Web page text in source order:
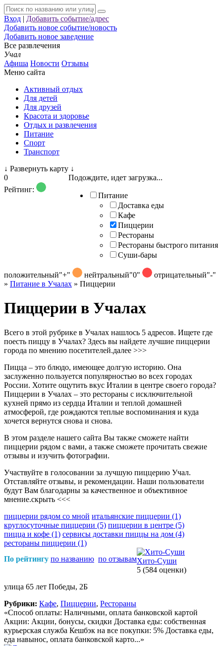
Вход | Добавить событие/адрес
Добавить новое событие/новость
Добавить новое заведение
Все развлечения
Учал
Афиша Новости Отзывы
Меню сайта
Активный отдых
Для детей
Для друзей
Красота и здоровье
Отдых и развлечения
Питание
Спорт
Транспорт
↓ Развернуть карту ↓
Подождите, идет загрузка...
Питание
Доставка еды
Кафе
Пиццерии
Рестораны
Рестораны быстрого питания
Суши-бары
0
Рейтинг:
положительный"+" нейтральный"0" отрицательный"-"
» Питание в Учалах » Пиццерии
Пиццерии в Учалах
Всего в этой рубрике в Учалах нашлось 5 адресов. Ищете где
поесть пиццу в Учалах? Здесь вы найдете лучшие пиццерии
города по мнению посетителей.далее >>>
Пицца – это блюдо, имеющее долгую историю. Она
заслуженно пользуется популярностью во всех городах
России. Хотите ощутить вкус Италии в центре своего города?
Пиццерии в Учалах – это рестораны с исключительной
кухней прямо из сердца Италии и теплой домашней
атмосферой, где рождаются теплые воспоминания и куда
хочется вернутся снова и снова.
В этом разделе нашего сайта Вы также сможете найти
пиццерии рядом с вами, а также сможете прочитать свежие
отзывы и изучить фотографии.
Участвуйте в голосовании за лучшую пиццерию Учал.
Отставляйте отзывы, и рекомендации. Наши пользователи
будут Вам благодарны за качественное и объективное
мнение.скрыть <<<
пиццерии рядом со мной итальянские пиццерии (1)
круглосуточные пиццерии (5) пиццерии в центре (5)
пицца и кофе (1) сервисы доставки пиццы на дом (4)
рестораны пиццерии (1)
По рейтингу по названию по отзывамХито-Суши
5 (584 оценки)
улица 65 лет Победы, 2Б
Рубрики: Кафе, Пиццерии, Рестораны
«Способ оплаты: Наличными, оплата банковской картой
Акции: Акции, бонусы, скидки Доставка еды: собственная
курьерская служба Кешбэк на все покупки: 5% Доставка еды,
еда навынос, оплата банковской карто...»